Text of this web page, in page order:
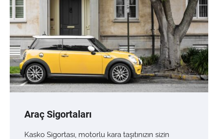
Araç Sigortaları
Kasko Sigortası, motorlu kara taşıtınızın sizin